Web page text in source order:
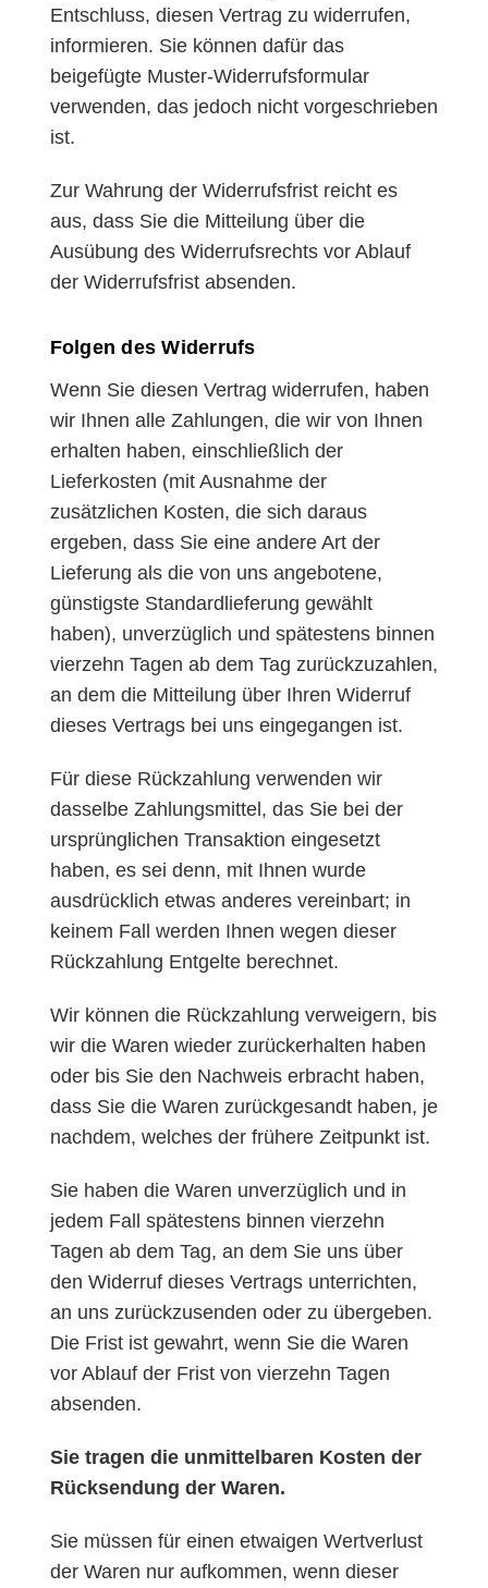
Entschluss, diesen Vertrag zu widerrufen,
informieren. Sie können dafür das
beigefügte Muster-Widerrufsformular
verwenden, das jedoch nicht vorgeschrieben
ist.
Zur Wahrung der Widerrufsfrist reicht es
aus, dass Sie die Mitteilung über die
Ausübung des Widerrufsrechts vor Ablauf
der Widerrufsfrist absenden.
Folgen des Widerrufs
Wenn Sie diesen Vertrag widerrufen, haben
wir Ihnen alle Zahlungen, die wir von Ihnen
erhalten haben, einschließlich der
Lieferkosten (mit Ausnahme der
zusätzlichen Kosten, die sich daraus
ergeben, dass Sie eine andere Art der
Lieferung als die von uns angebotene,
günstigste Standardlieferung gewählt
haben), unverzüglich und spätestens binnen
vierzehn Tagen ab dem Tag zurückzuzahlen,
an dem die Mitteilung über Ihren Widerruf
dieses Vertrags bei uns eingegangen ist.
Für diese Rückzahlung verwenden wir
dasselbe Zahlungsmittel, das Sie bei der
ursprünglichen Transaktion eingesetzt
haben, es sei denn, mit Ihnen wurde
ausdrücklich etwas anderes vereinbart; in
keinem Fall werden Ihnen wegen dieser
Rückzahlung Entgelte berechnet.
Wir können die Rückzahlung verweigern, bis
wir die Waren wieder zurückerhalten haben
oder bis Sie den Nachweis erbracht haben,
dass Sie die Waren zurückgesandt haben, je
nachdem, welches der frühere Zeitpunkt ist.
Sie haben die Waren unverzüglich und in
jedem Fall spätestens binnen vierzehn
Tagen ab dem Tag, an dem Sie uns über
den Widerruf dieses Vertrags unterrichten,
an uns zurückzusenden oder zu übergeben.
Die Frist ist gewahrt, wenn Sie die Waren
vor Ablauf der Frist von vierzehn Tagen
absenden.
Sie tragen die unmittelbaren Kosten der
Rücksendung der Waren.
Sie müssen für einen etwaigen Wertverlust
der Waren nur aufkommen, wenn dieser